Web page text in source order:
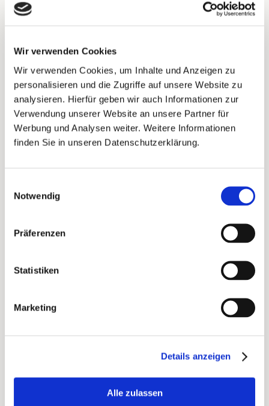
Wir verwenden Cookies
Wir verwenden Cookies, um Inhalte und Anzeigen zu
personalisieren und die Zugriffe auf unsere Website zu
analysieren. Hierfür geben wir auch Informationen zur
Verwendung unserer Website an unsere Partner für
Werbung und Analysen weiter. Weitere Informationen
finden Sie in unseren Datenschutzerklärung.
Notwendig
Präferenzen
Statistiken
Marketing
Details anzeigen
Alle zulassen
Die Vorteile der nativen App-
Integration
Unsere Marketplace-App bringt euch weit über
den Standard einer Webhook-Lösung hinaus:
Bidirektionale Kommunikation
Kampagnen lassen sich so einfach in
bestehende E-Mail-Flows einbauen wie SMS
verschiedene Kundengruppen (z. B.
lassen sich direkt in Klaviyo ausschließen,